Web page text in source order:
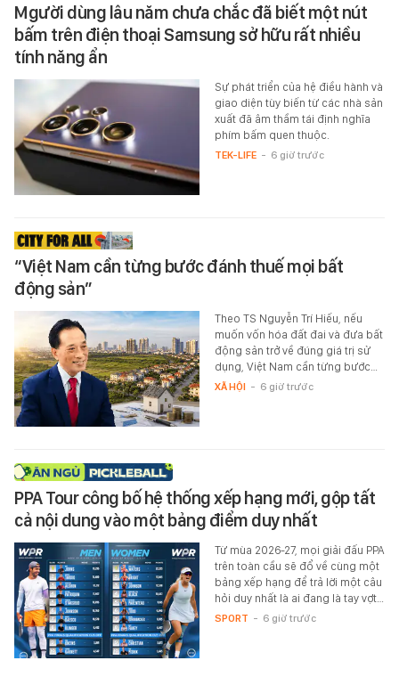
Mgười dùng lâu năm chưa chắc đã biết một nút
bấm trên điện thoại Samsung sở hữu rất nhiều
tính năng ẩn
Sự phát triển của hệ điều hành và
giao diện tùy biến từ các nhà sản
xuất đã âm thầm tái định nghĩa
phím bấm quen thuộc.
TEK-LIFE - 6 giờ trước
“Việt Nam cần từng bước đánh thuế mọi bất
động sản”
Theo TS Nguyễn Trí Hiếu, nếu
muốn vốn hóa đất đai và đưa bất
động sản trở về đúng giá trị sử
dụng, Việt Nam cần từng bước…
XÃ HỘI - 6 giờ trước
PPA Tour công bố hệ thống xếp hạng mới, gộp tất
cả nội dung vào một bảng điểm duy nhất
Từ mùa 2026-27, mọi giải đấu PPA
trên toàn cầu sẽ đổ về cùng một
bảng xếp hạng để trả lời một câu
hỏi duy nhất là ai đang là tay vợt…
SPORT - 6 giờ trước